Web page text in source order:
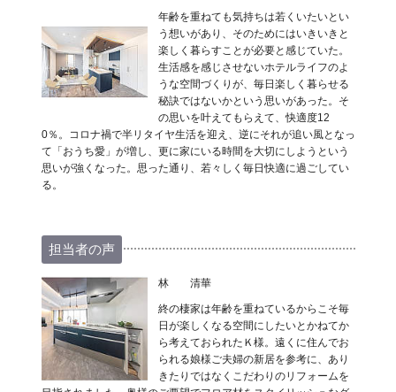
年齢を重ねても気持ちは若くいたいとい
う想いがあり、そのためにはいきいきと
楽しく暮らすことが必要と感じていた。
生活感を感じさせないホテルライフのよ
うな空間づくりが、毎日楽しく暮らせる
秘訣ではないかという思いがあった。そ
の思いを叶えてもらえて、快適度12
0％。コロナ禍で半リタイヤ生活を迎え、逆にそれが追い風となっ
て「おうち愛」が増し、更に家にいる時間を大切にしようという
思いが強くなった。思った通り、若々しく毎日快適に過ごしてい
る。
担当者の声
林 清華
終の棲家は年齢を重ねているからこそ毎
日が楽しくなる空間にしたいとかねてか
ら考えておられたＫ様。遠くに住んでお
られる娘様ご夫婦の新居を参考に、あり
きたりではなくこだわりのリフォームを